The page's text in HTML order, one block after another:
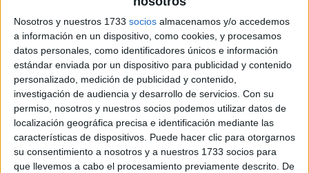
Nosotros y nuestros 1733 socios almacenamos y/o accedemos
a información en un dispositivo, como cookies, y procesamos
datos personales, como identificadores únicos e información
estándar enviada por un dispositivo para publicidad y contenido
personalizado, medición de publicidad y contenido,
investigación de audiencia y desarrollo de servicios. Con su
permiso, nosotros y nuestros socios podemos utilizar datos de
localización geográfica precisa e identificación mediante las
características de dispositivos. Puede hacer clic para otorgarnos
su consentimiento a nosotros y a nuestros 1733 socios para
que llevemos a cabo el procesamiento previamente descrito. De
Pulsa sobre el enlace para descargar el
archivo: